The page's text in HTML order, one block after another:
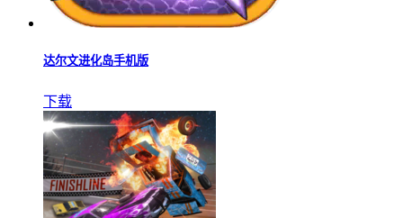
达尔文进化岛手机版
下载